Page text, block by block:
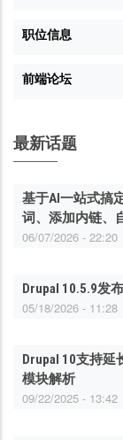
职位信息
前端论坛
最新话题
基于AI一站式搞
词、添加内链、
06/07/2026 - 22:20
Drupal 10.5.9发布
05/18/2026 - 11:28
Drupal 10支持延
模块解析
09/22/2025 - 13:42